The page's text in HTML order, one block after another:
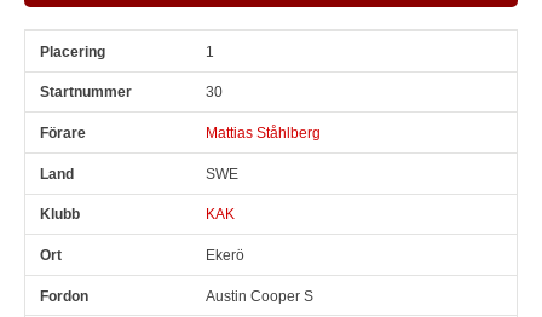
Pl Snr 1
30
Mattias Ståhlberg
SWE
KAK
Ekerö
Austin Cooper S